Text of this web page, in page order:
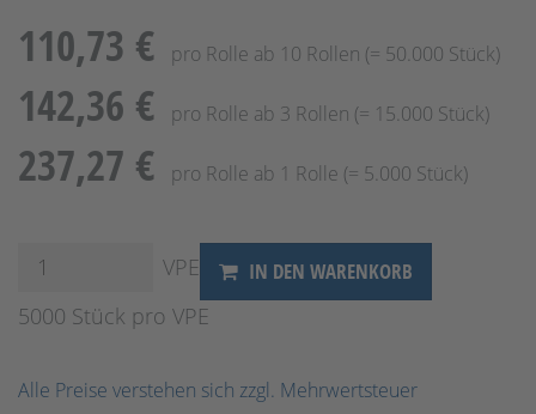
110,73 € pro Rolle ab 10 Rollen (= 50.000 Stück)
142,36 € pro Rolle ab 3 Rollen (= 15.000 Stück)
237,27 € pro Rolle ab 1 Rolle (= 5.000 Stück)
VPE IN DEN WARENKORB
5000 Stück pro VPE
Alle Preise verstehen sich zzgl. Mehrwertsteuer